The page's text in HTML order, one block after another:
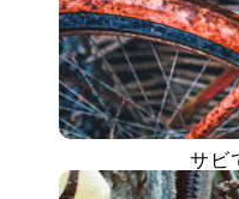
サビ